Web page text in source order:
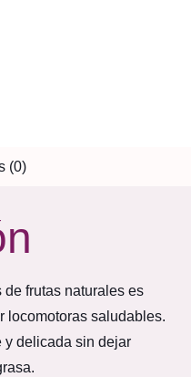
(0)
de frutas naturales es
locomotoras saludables.
y delicada sin dejar